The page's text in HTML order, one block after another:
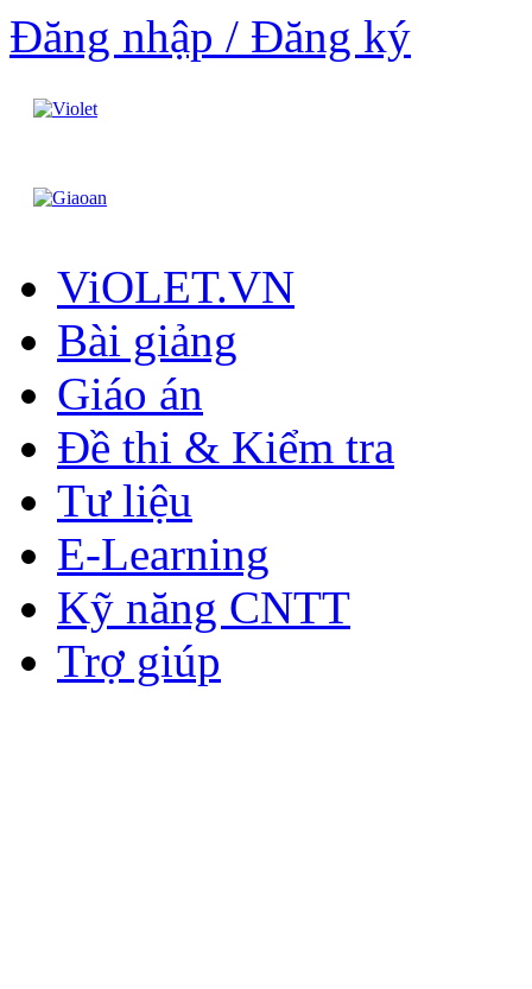
Đăng nhập / Đăng ký
ViOLET.VN
Bài giảng
Giáo án
Đề thi & Kiểm tra
Tư liệu
E-Learning
Kỹ năng CNTT
Trợ giúp